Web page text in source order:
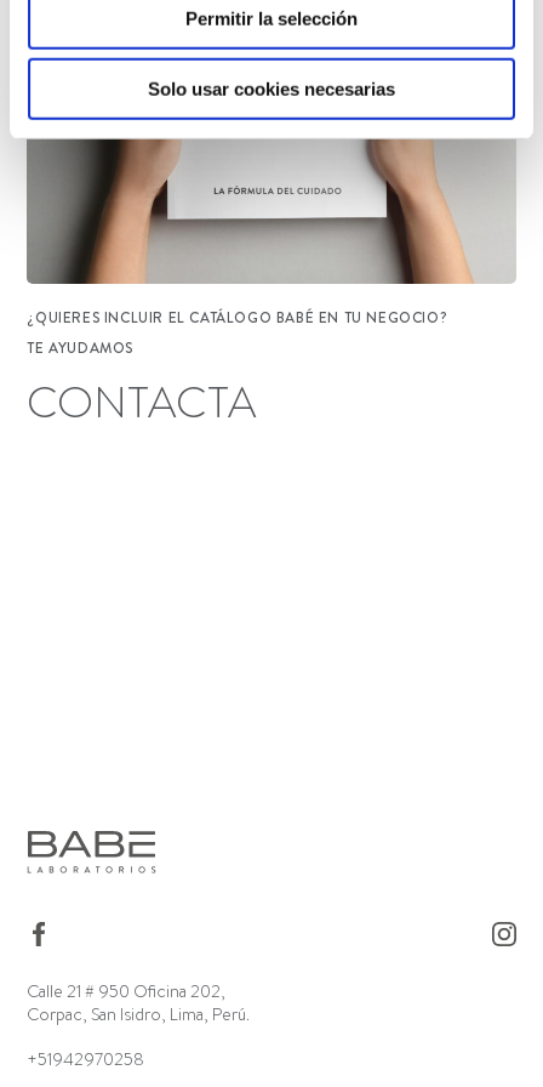
Permitir la selección
Solo usar cookies necesarias
¿QUIERES INCLUIR EL CATÁLOGO BABÉ EN TU NEGOCIO?
TE AYUDAMOS
CONTACTA
Calle 21 # 950 Oficina 202,
Corpac, San Isidro, Lima, Perú.
+51942970258